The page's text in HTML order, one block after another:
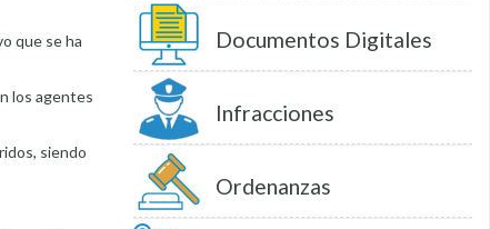
que se ha
los agentes
siendo
Documentos Digitales
Infracciones
Ordenanzas